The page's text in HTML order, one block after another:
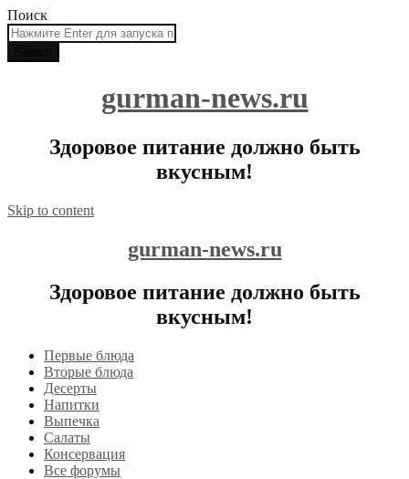
Поиск
gurman-news.ru
Здоровое питание должно быть
вкусным!
Skip to content
gurman-news.ru
Здоровое питание должно быть
вкусным!
Первые блюда
Вторые блюда
Десерты
Напитки
Выпечка
Салаты
Консервация
Все форумы